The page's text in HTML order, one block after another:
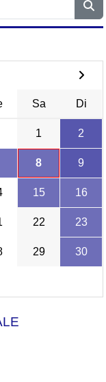
Sa Di
1 2
8 9
15 16
22 23
29 30